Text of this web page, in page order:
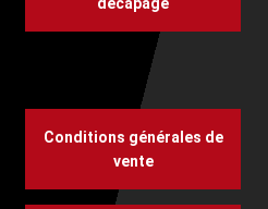
Conditions générales de
vente